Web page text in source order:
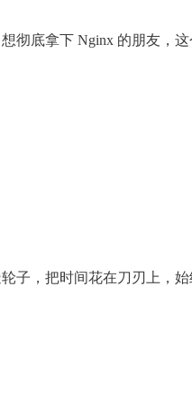
彻底拿下 Nginx 的朋友，这
子，把时间花在刀刃上，始